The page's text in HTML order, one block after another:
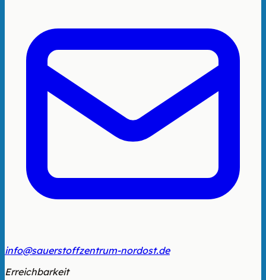
info@sauerstoffzentrum-nordost.de
Erreichbarkeit